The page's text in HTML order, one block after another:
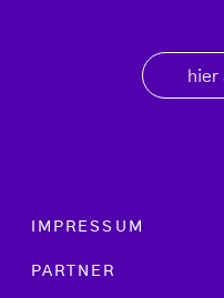
hier
Footer menu
IMPRESSUM
PARTNER